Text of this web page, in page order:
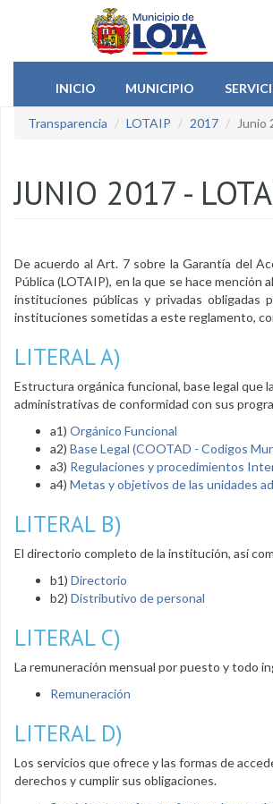
Pasar al contenido principal
INICIO
MUNICIPIO
Transparencia LOTAIP 2017 Junio
JUNIO 2017 -
De acuerdo al Art. 7 sobre la Garantía del
Pública (LOTAIP), en la que se hace mención
instituciones públicas y privadas obligadas
instituciones sometidas a este reglamento,
LITERAL A)
Estructura orgánica funcional, base legal que
administrativas de conformidad con sus
a1) Orgánico Funcional
a2) Base Legal (COOTAD - Codigos
a3) Regulaciones y procedimientos
a4) Metas y objetivos de las unidades
LITERAL B)
El directorio completo de la institución, así
b1) Directorio
b2) Distributivo de personal
LITERAL C)
La remuneración mensual por puesto y todo
Remuneración
LITERAL D)
Los servicios que ofrece y las formas de
derechos y cumplir sus obligaciones.